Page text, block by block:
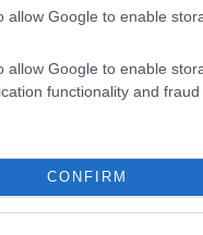
allow Google to enable
allow Google to enable
functionality and
CONFIRM
atto politico
la
con lo Stato
perché un
infatti, se
istituzioni di
di fatto per